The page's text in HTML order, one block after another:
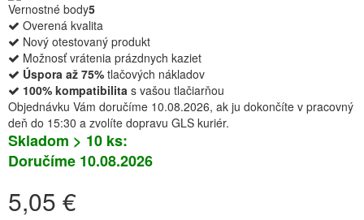
Vernostné body5
Overená kvalita
Nový otestovaný produkt
Možnosť vrátenia prázdnych kaziet
Úspora až 75% tlačových nákladov
100% kompatibilita s vašou tlačiarňou
Objednávku Vám doručíme 10.08.2026, ak ju dokončíte v pracovný
deň do 15:30 a zvolíte dopravu GLS kuriér.
Skladom > 10 ks:
Doručíme 10.08.2026
5,05 €